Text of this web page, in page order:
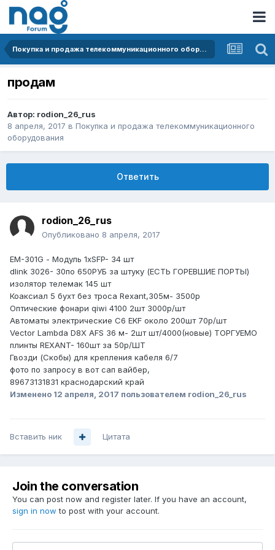
Покупка и продажа телекоммуникационного оборудования
продам
Автор: rodion_26_rus
8 апреля, 2017 в Покупка и продажа телекоммуникационного
оборудования
Ответить
rodion_26_rus
Опубликовано 8 апреля, 2017
EM-301G - Модуль 1хSFP- 34 шт
dlink 3026- 30по 650РУБ за штуку (ЕСТЬ ГОРЕВШИЕ ПОРТЫ)
изолятор телемак 145 шт
Коаксиал 5 бухт без троса Rexant,305м- 3500р
Оптические фонари qiwi 4100 2шт 3000р/шт
Автоматы электрические С6 EKF около 200шт 70р/шт
Vector Lambda D8X AFS 36 м- 2шт шт/4000(новые) ТОРГУЕМО
плинты REXANT- 160шт за 50р/ШТ
Гвозди (Скобы) для крепления кабеля 6/7
фото по запросу в вот сап вайбер,
89673131831 краснодарский край
Изменено 12 апреля, 2017 пользователем rodion_26_rus
Вставить ник Цитата
Join the conversation
You can post now and register later. If you have an account,
sign in now to post with your account.